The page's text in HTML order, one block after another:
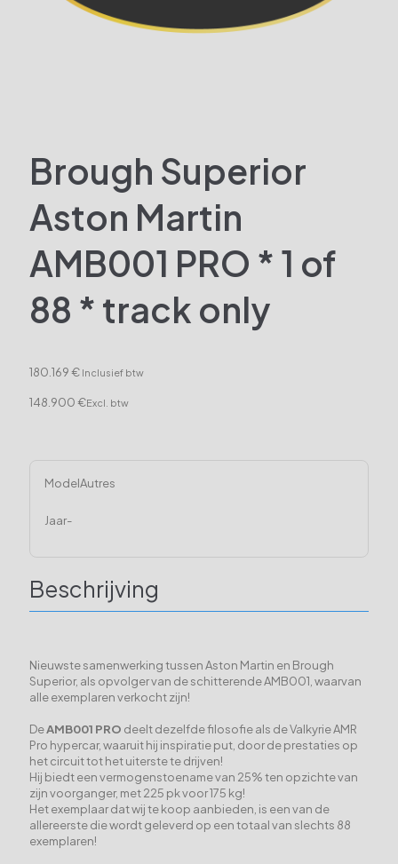
Brough Superior
Aston Martin
AMB001 PRO * 1 of
88 * track only
180.169 € Inclusief btw
148.900 €Excl. btw
ModelAutres
Jaar-
Beschrijving
Nieuwste samenwerking tussen Aston Martin en Brough
Superior, als opvolger van de schitterende AMB001, waarvan
alle exemplaren verkocht zijn!
DeAMB001 PRO deelt dezelfde filosofie als de Valkyrie AMR
Pro hypercar, waaruit hij inspiratie put, door de prestaties op
het circuit tot het uiterste te drijven!
Hij biedt een vermogenstoename van 25% ten opzichte van
zijn voorganger, met 225 pk voor 175 kg!
Het exemplaar dat wij te koop aanbieden, is een van de
allereerste die wordt geleverd op een totaal van slechts 88
exemplaren!